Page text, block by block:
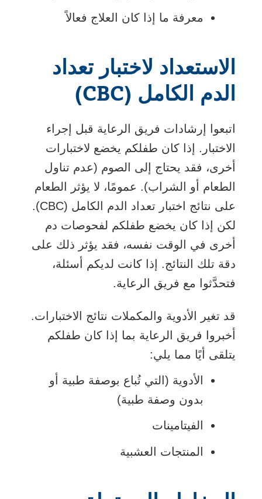
معرفة ما إذا كان العلاج فعالاً
الاستعداد لاختبار تعداد
الدم الكامل (CBC)
اتبعوا إرشادات فريق الرعاية قبل إجراء
الاختبار. إذا كان طفلكم يخضع لاختبارات
أخرى، فقد يحتاج إلى الصوم (عدم تناول
الطعام أو الشراب). عمومًا، لا يؤثر الطعام
على نتائج اختبار تعداد الدم الكامل (CBC).
لكن إذا كان يخضع طفلكم لفحوصات دم
أخرى في الوقت نفسه، فقد يؤثر ذلك على
دقة تلك النتائج. إذا كانت لديكم أسئلة،
فتحدَّثوا مع فريق الرعاية.
قد تغير الأدوية والمكملات نتائج الاختبارات.
أخبروا فريق الرعاية بما إذا كان طفلكم
يتلقى أيًا مما يلي:
الأدوية (التي تُباع بوصفة طبية أو
بدون وصفة طبية)
الفيتامينات
المنتجات العشبية